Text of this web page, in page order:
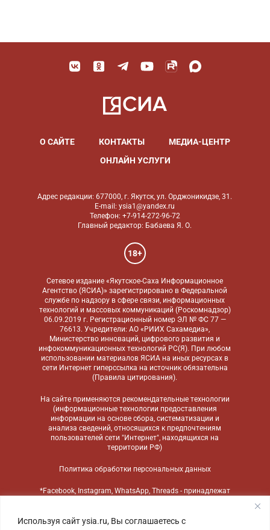
Используя сайт ysia.ru, Вы соглашаетесь с
О САЙТЕ КОНТАКТЫ
МЕДИА-ЦЕНТР
ОНЛАЙН УСЛУГИ
Адрес редакции: 677000, г. Якутск, ул. Орджоникидзе, 31.
E-mail: ysia1@yandex.ru
Телефон: +7-914-272-96-72
Главный редактор: Бабаева Я. О.
18+
Сетевое издание «Якутское-Саха Информационное
Агентство (ЯСИА)» зарегистрировано в Федеральной
службе по надзору в сфере связи, информационных
технологий и массовых коммуникаций (Роскомнадзор)
06.09.2019 г. Регистрационный номер ЭЛ № ФС 77 —
76613. Учредители: АО «РИИХ Сахамедиа»,
Министерство инноваций, цифрового развития и
инфокоммуникационных технологий РС(Я). При любом
использовании материалов ЯСИА на иных ресурсах в
сети Интернет гиперссылка на источник обязательна
(Правила цитирования).
На сайте применяются рекомендательные технологии
(информационные технологии предоставления
информации на основе сбора, систематизации и
анализа сведений, относящихся к предпочтениям
пользователей сети "Интернет", находящихся на
территории РФ)
Политика обработки персональных данных
*Facebook, Instagram, WhatsApp, Threads - принадлежат